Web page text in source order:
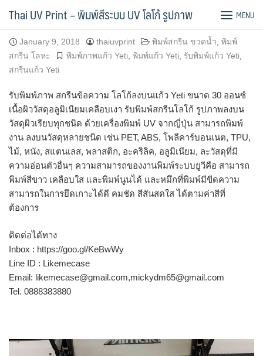
Thai UV Print – พิมพ์สีระบบ UV โลโก้ รูปภาพ MENU
พิมพ์ภาพ ข้อความลงบนแก้ว Yeti ขนาด 30 ออนซ์
January 9, 2018 thaiuvprint พิมพ์สกรีน ขวดน้ำ พิมพ์
สกรีน โลหะ
พิมพ์ภาพแก้ว Yeti พิมพ์แก้ว Yeti รับพิมพ์แก้ว Yeti
สกรีนแก้ว Yeti
รับพิมพ์ภาพ สกรีนข้อความ โลโก้ลงบนแก้ว Yeti ขนาด 30 ออนซ์
เนื้อผิววัสดุอลูมิเนียมเคลือบเงา รับพิมพ์สกรีนโลโก้ รูปภาพลงบน
วัสดุผิวเรียบทุกชนิด ด้วยเครื่องพิมพ์ UV จากญี่ปุ่น สามารถพิมพ์
งาน ลงบนวัสดุหลายชนิด เช่น PET, ABS, โพลีคาร์บอนเนต, TPU,
ไม้, หนัง, สแตนเลส, พลาสติก, อะคริลิค, อลูมิเนียม, ละวัสดุที่มี
ความอ่อนตัวอื่นๆ ความสามารถของงานพิมพ์ระบบยูวีคือ สามารถ
พิมพ์สีขาว เคลือบใส และพิมพ์นูนได้ และหมึกที่พิมพ์มีขีดความ
สามารถในการยึดเกาะได้ดี คมชัด สีสันสดใส ได้ตามค่าสีที่
ต้องการ
ติดต่อได้ทาง
Inbox : https://goo.gl/KeBwWy
Line ID : Likemecase
Email: likemecase@gmail.com,mickydm65@gmail.com
Tel. 0888383880